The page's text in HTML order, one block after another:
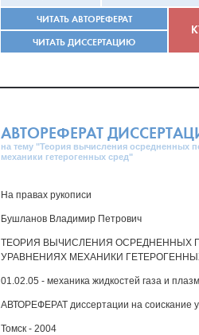
ЧИТАТЬ АВТОРЕФЕРАТ
ЧИТАТЬ ДИССЕРТАЦИЮ
АВТОРЕФЕРАТ
на тему "Теория вычисления осредненных
механики гетерогенных сред"
На правах рукописи
Бушланов Владимир Петрович
ТЕОРИЯ ВЫЧИСЛЕНИЯ ОСРЕДНЕННЫХ
УРАВНЕНИЯХ МЕХАНИКИ
01.02.05 - механика жидкостей газа и
АВТОРЕФЕРАТ диссертации на соискание
Томск - 2004